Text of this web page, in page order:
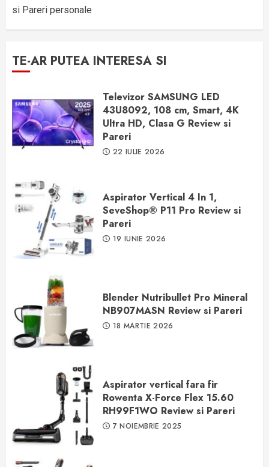
si Pareri personale
TE-AR PUTEA INTERESA SI
Televizor SAMSUNG LED
43U8092, 108 cm, Smart, 4K
Ultra HD, Clasa G Review si
Pareri
22 IULIE 2026
Aspirator Vertical 4 In 1,
SeveShop® P11 Pro Review si
Pareri
19 IUNIE 2026
Blender Nutribullet Pro Mineral
NB907MASN Review si Pareri
18 MARTIE 2026
Aspirator vertical fara fir
Rowenta X-Force Flex 15.60
RH99F1WO Review si Pareri
7 NOIEMBRIE 2025